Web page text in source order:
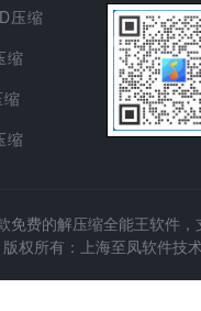
压缩
缩
缩
免费的解压缩全能王软件
权所有：上海至凤软件技